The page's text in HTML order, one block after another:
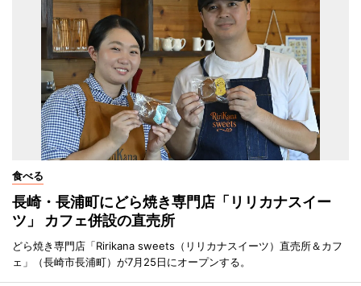
食べる
長崎・長浦町にどら焼き専門店「リリカナスイー
ツ」 カフェ併設の直売所
どら焼き専門店「Ririkana sweets（リリカナスイーツ）直売所＆カフ
ェ」（長崎市長浦町）が7月25日にオープンする。